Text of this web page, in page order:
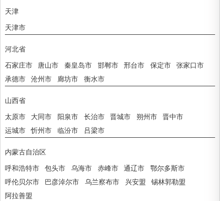
天津
天津市
河北省
石家庄市 唐山市 秦皇岛市 邯郸市 邢台市 保定市
张家口市
承德市
沧州市 廊坊市 衡水市
山西省
太原市 大同市 阳泉市 长治市 晋城市 朔州市
晋中市
运城市
忻州市 临汾市 吕梁市
内蒙古自治区
呼和浩特市 包头市 乌海市 赤峰市 通辽市
鄂尔多斯市
呼伦贝尔市
巴彦淖尔市 乌兰察布市 兴安盟
锡林郭勒盟
阿拉善盟